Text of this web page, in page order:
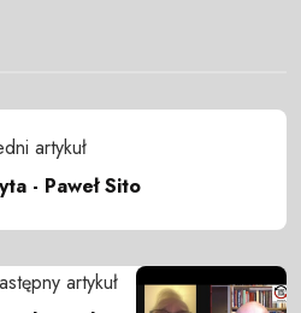
artykuł
- Paweł Sito
artykuł